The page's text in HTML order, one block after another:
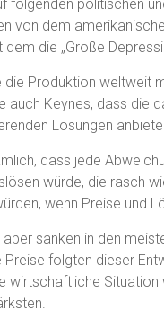
folgenden politischen
von dem
dem die „Große
die Produktion weltweit
auch Keynes, dass die
Lösungen
dass jede
würde, die rasch
wenn Preise und
sanken in den
Preise folgten dieser
wirtschaftliche Situation